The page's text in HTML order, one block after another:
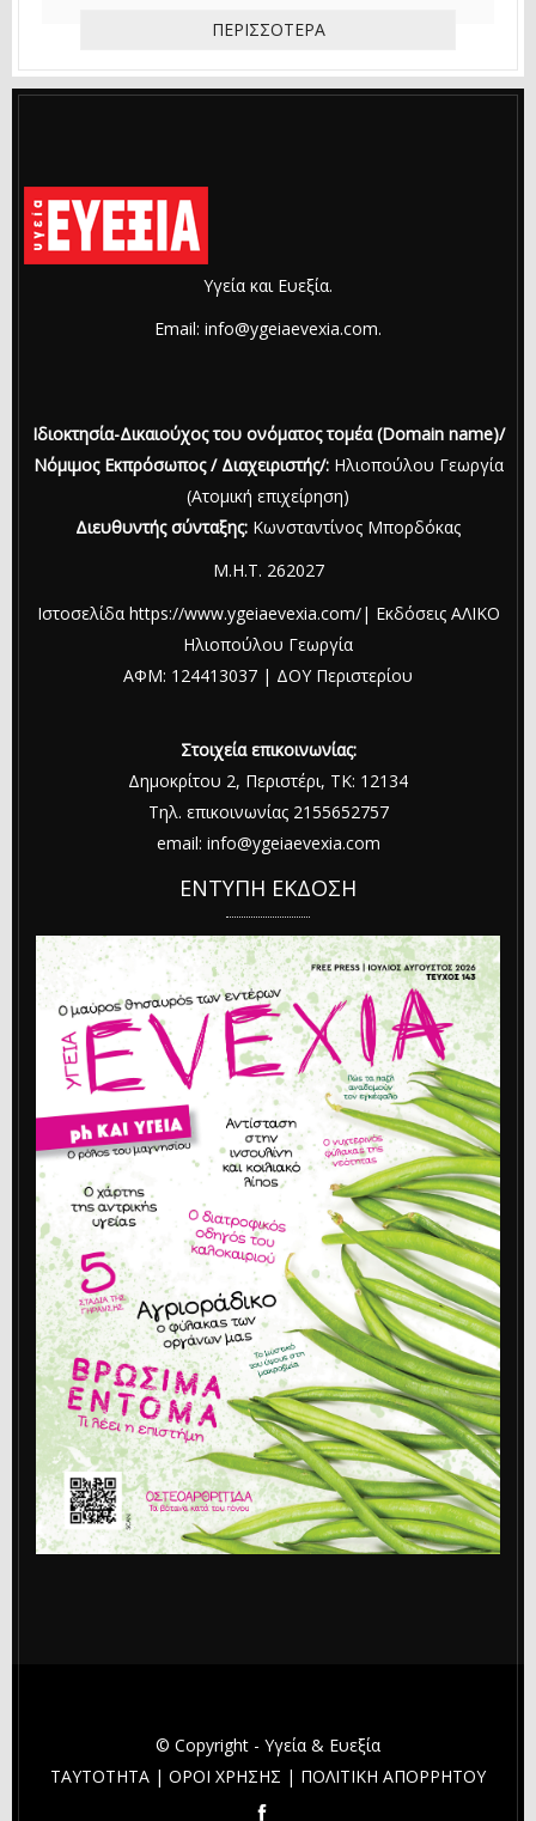
ΠΕΡΙΣΣΌΤΕΡΑ
Υγεία και Ευεξία.
Email: info@ygeiaevexia.com.
Ιδιοκτησία-Δικαιούχος του ονόματος τομέα (Domain name)/
Νόμιμος Εκπρόσωπος / Διαχειριστής/:Ηλιοπούλου Γεωργία
(Ατομική επιχείρηση)
Διευθυντής σύνταξης: Κωνσταντίνος Μπορδόκας
Μ.Η.Τ. 262027
Ιστοσελίδα https://www.ygeiaevexia.com/| Εκδόσεις ΑΛΙΚΟ
Ηλιοπούλου Γεωργία
ΑΦΜ: 124413037 | ΔΟΥ Περιστερίου
Στοιχεία επικοινωνίας:
Δημοκρίτου 2, Περιστέρι, ΤΚ: 12134
Τηλ. επικοινωνίας 2155652757
email: info@ygeiaevexia.com
ΕΝΤΥΠΗ ΕΚΔΟΣΗ
© Copyright - Υγεία & Ευεξία
ΤΑΥΤΟΤΗΤΑ | ΟΡΟΙ ΧΡΗΣΗΣ | ΠΟΛΙΤΙΚΗ ΑΠΟΡΡΗΤΟΥ